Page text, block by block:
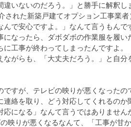
違いないのだろう。」と勝手に解釈し
された新築戸建てオプション工事業
んで安心ですよ。」なんて言うもん
になったら、ダボダボの作業服を履
工事が終わってしまったんですよ。
ながらも、「大丈夫だろう。」と自
ですが、テレビの映りが悪くなったの
連絡を取り、どう対応してくれるの
応になる」なんて言うではありません
映りが悪くなるなんて、「工事が甘